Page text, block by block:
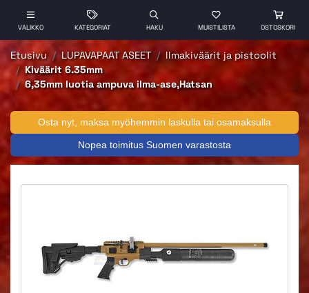
VALIKKO KATEGORIAT HAKU MUISTILISTA OSTOSKORI
Etusivu LUPAVAPAAT ASEET
Ilmakiväärit ja pistoolit
Kiväärit 6.35mm
6,35mm luotia ampuva ilma-ase,Hatsan
Osta nyt, maksa myöhemmin laskulla tai osamaksulla
Nopea toimitus Suomen varastosta